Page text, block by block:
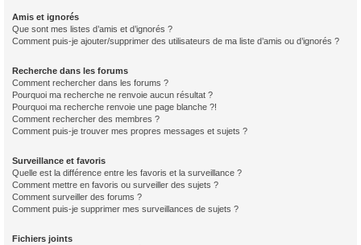
Amis et ignorés
Que sont mes listes d’amis et d’ignorés ?
Comment puis-je ajouter/supprimer des utilisateurs de ma liste d’amis ou d’ignorés ?
Recherche dans les forums
Comment rechercher dans les forums ?
Pourquoi ma recherche ne renvoie aucun résultat ?
Pourquoi ma recherche renvoie une page blanche ?!
Comment rechercher des membres ?
Comment puis-je trouver mes propres messages et sujets ?
Surveillance et favoris
Quelle est la différence entre les favoris et la surveillance ?
Comment mettre en favoris ou surveiller des sujets ?
Comment surveiller des forums ?
Comment puis-je supprimer mes surveillances de sujets ?
Fichiers joints